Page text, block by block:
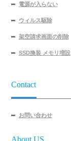
電源が入らない
ウィルス駆除
架空請求画面の削除
SSD換装 メモリ増設
Contact
お問い合わせ
About US